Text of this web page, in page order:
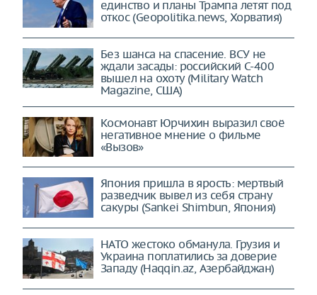
единство и планы Трампа летят под
откос (Geopolitika.news, Хорватия)
Без шанса на спасение. ВСУ не
ждали засады: российский С-400
вышел на охоту (Military Watch
Magazine, США)
Космонавт Юрчихин выразил своё
негативное мнение о фильме
«Вызов»
Япония пришла в ярость: мертвый
разведчик вывел из себя страну
сакуры (Sankei Shimbun, Япония)
НАТО жестоко обманула. Грузия и
Украина поплатились за доверие
Западу (Haqqin.az, Азербайджан)